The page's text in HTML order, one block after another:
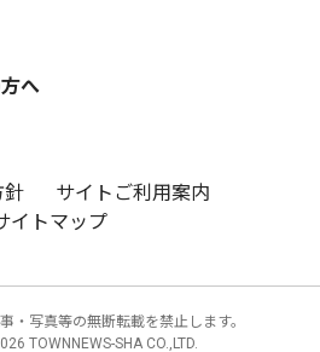
へ
針
サイトご利用案内
イトマップ
・写真等の無断転載を禁止します。
TOWNNEWS-SHA CO.,LTD.